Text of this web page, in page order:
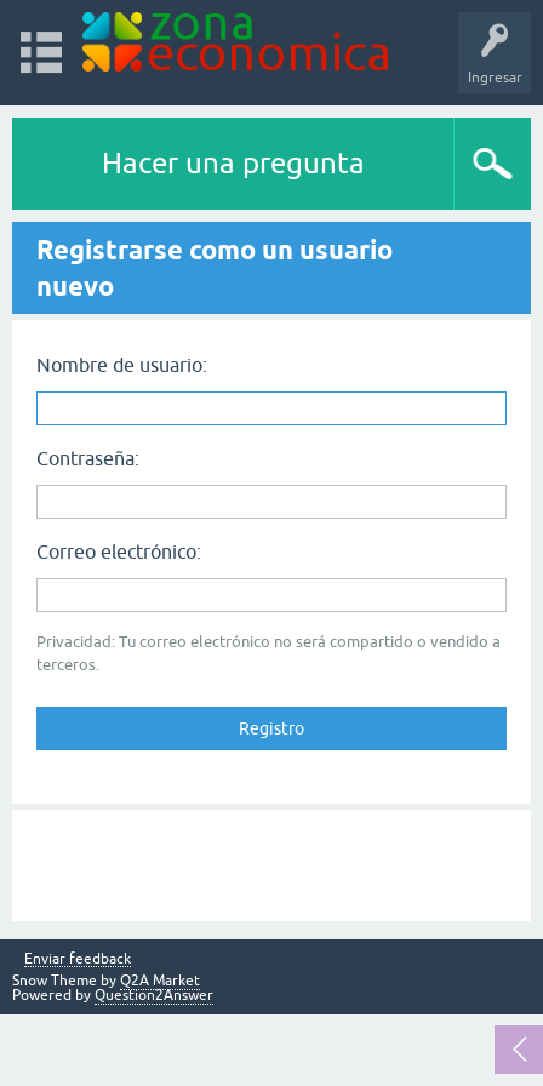
Ingresar
Hacer una pregunta
Registrarse como un usuario
nuevo
Nombre de usuario:
Contraseña:
Correo electrónico:
Privacidad: Tu correo electrónico no será compartido o vendido a
terceros.
Enviar feedback
Snow Theme by Q2A Market
Powered by Question2Answer